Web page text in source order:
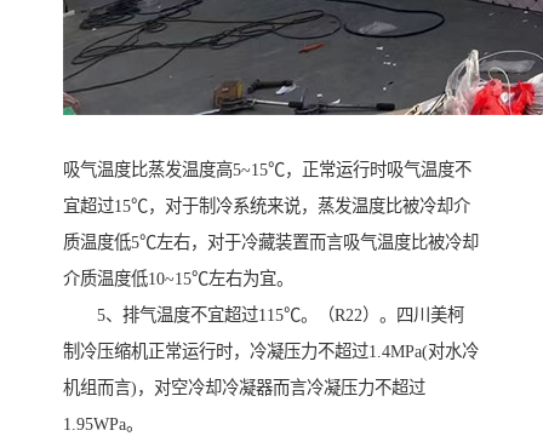
吸气温度比蒸发温度高5~15℃，正常运行时吸气温度不
宜超过15℃，对于制冷系统来说，蒸发温度比被冷却介
质温度低5℃左右，对于冷藏装置而言吸气温度比被冷却
介质温度低10~15℃左右为宜。
5、排气温度不宜超过115℃。（R22）。四川美柯
制冷压缩机正常运行时，冷凝压力不超过1.4MPa(对水冷
机组而言)，对空冷却冷凝器而言冷凝压力不超过
1.95WPa。